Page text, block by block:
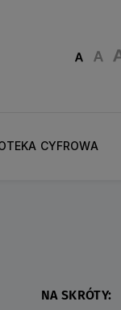
CYFROWA
NA SKRÓTY: